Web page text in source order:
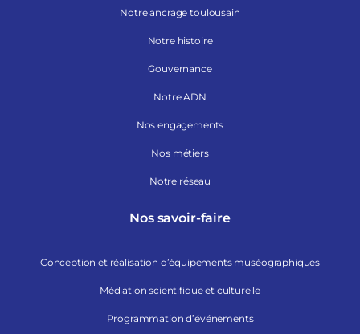
Notre ancrage toulousain
Notre histoire
Gouvernance
Notre ADN
Nos engagements
Nos métiers
Notre réseau
Nos savoir-faire
Conception et réalisation d’équipements muséographiques
Médiation scientifique et culturelle
Programmation d’événements